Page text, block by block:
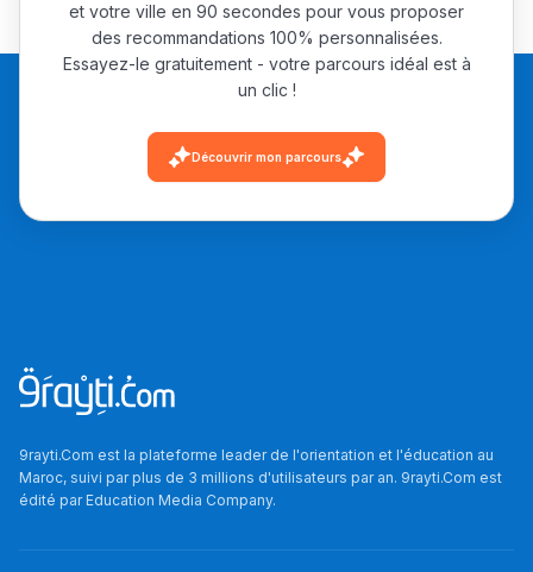
et votre ville en 90 secondes pour vous proposer
des recommandations 100% personnalisées.
Essayez-le gratuitement - votre parcours idéal est à
un clic !
Découvrir mon parcours
9rayti.Com est la plateforme leader de l'orientation et l'éducation au
Maroc, suivi par plus de 3 millions d'utilisateurs par an. 9rayti.Com est
édité parEducation Media Company.